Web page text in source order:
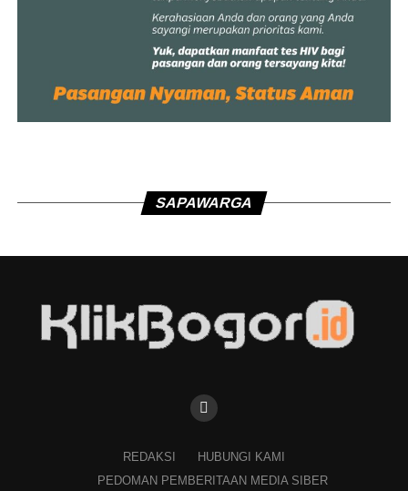
SAPAWARGA
REDAKSI
HUBUNGI KAMI
PEDOMAN PEMBERITAAN MEDIA SIBER